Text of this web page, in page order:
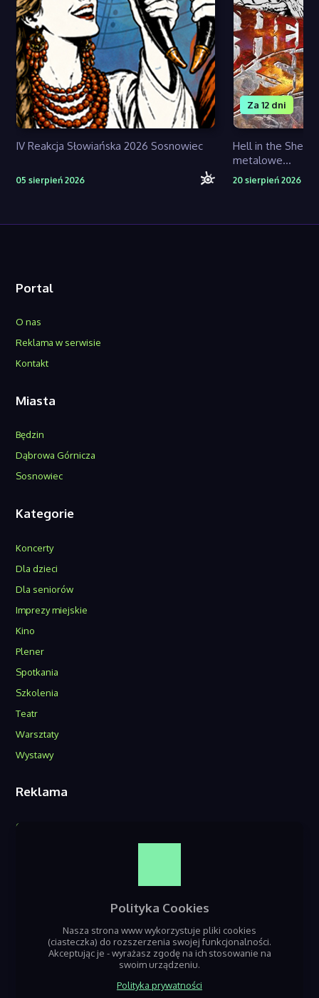
IV Reakcja Słowiańska 2026 Sosnowiec
05 sierpień 2026
Hell in the Shell
metalowe...
Za 12 dni
20 sierpień 2026
Portal
O nas
Reklama w serwisie
Kontakt
Miasta
Będzin
Dąbrowa Górnicza
Sosnowiec
Kategorie
Koncerty
Dla dzieci
Dla seniorów
Imprezy miejskie
Kino
Plener
Spotkania
Szkolenia
Teatr
Warsztaty
Wystawy
Reklama
O nas
Polityka Cookies
Nasza strona www wykorzystuje pliki cookies
(ciasteczka) do rozszerzenia swojej funkcjonalności.
Akceptując je - wyrażasz zgodę na ich stosowanie na
swoim urządzeniu.
Polityka prywatności